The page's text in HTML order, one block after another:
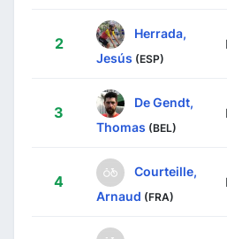
2
Herrada,
Jesús (ESP)
3
De Gendt,
Thomas (BEL)
4
Courteille,
Arnaud (FRA)